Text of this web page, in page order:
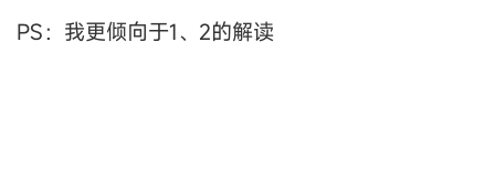
PS：我更倾向于1、2的解读